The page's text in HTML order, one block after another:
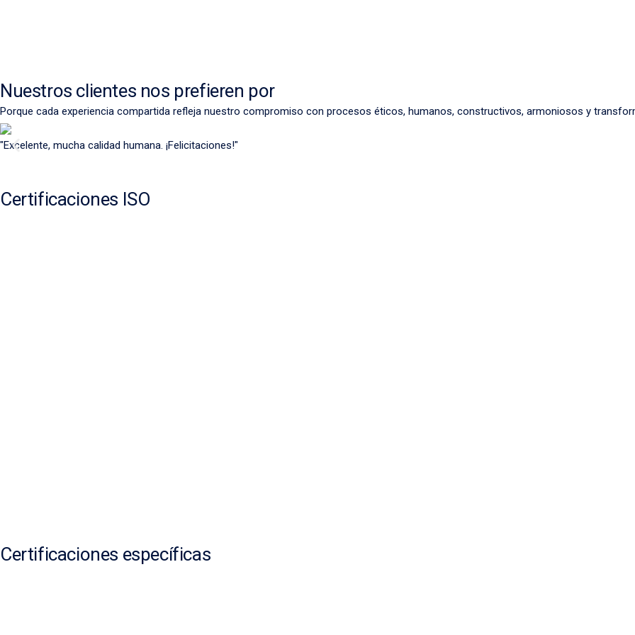
Nuestros clientes nos prefieren por
Porque cada experiencia compartida refleja nuestro compromiso con procesos éticos, humanos, constructivos, armoniosos y
"Excelente, mucha calidad humana. ¡Felicitaciones!"
Certificaciones ISO
Certificaciones específicas